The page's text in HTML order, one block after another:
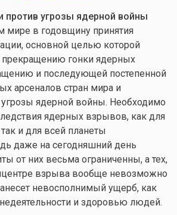
против угрозы ядерной войны
мире в годовщину принятия
основной целью которой
прекращению гонки ядерных
и последующей постепенной
арсеналов стран мира и
ядерной войны. Необходимо
ядерных взрывов, как для
и для всей планеты
даже на сегодняшний день
от них весьма ограниченны, а тех,
взрыва вообще невозможно
невосполнимый ущерб, как
и здоровью людей.